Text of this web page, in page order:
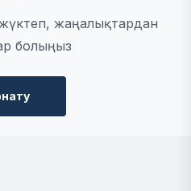
жаңалықтардан
болыңыз